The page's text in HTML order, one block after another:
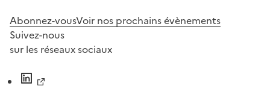
Abonnez-vousVoir nos prochains évènements
Suivez-nous
sur les réseaux sociaux